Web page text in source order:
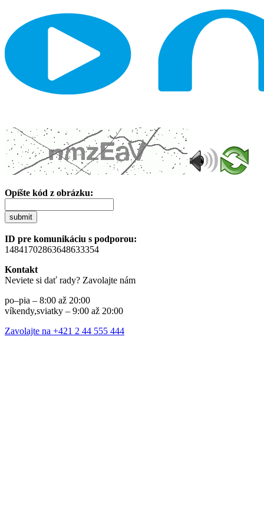
Opíšte kód z obrázku:
submit
ID pre komunikáciu s podporou:
14841702863648633354
Kontakt
Neviete si dať rady? Zavolajte nám
po–pia – 8:00 až 20:00
víkendy,sviatky – 9:00 až 20:00
Zavolajte na +421 2 44 555 444